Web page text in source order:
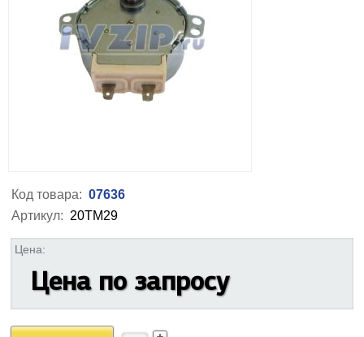
Код товара: 07636
Артикул: 20TM29
Цена:
Цена по запросу